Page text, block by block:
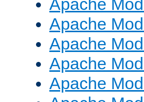
Apache
Apache
Apache
Apache
Apache